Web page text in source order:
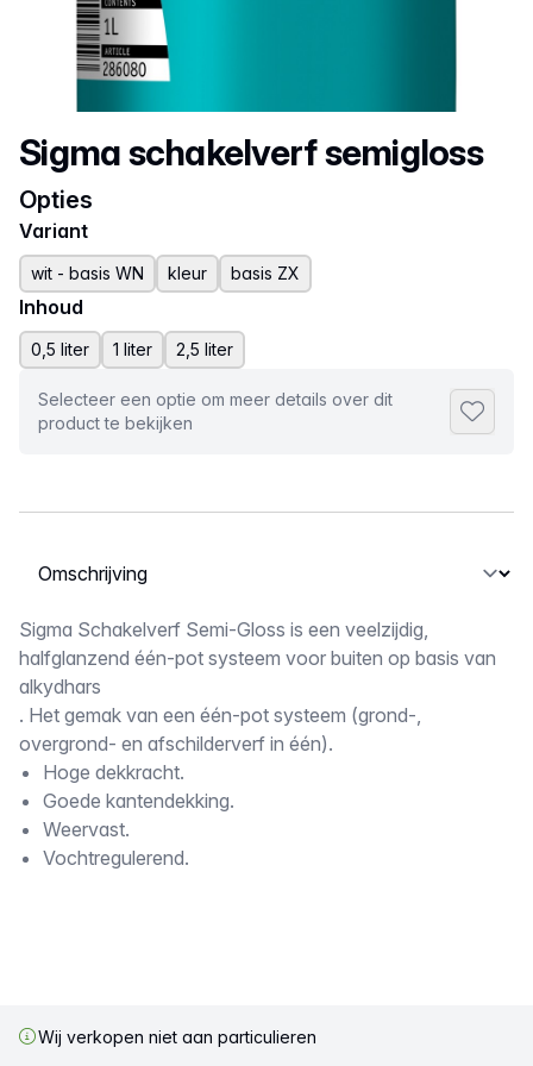
Productnaam
Sigma schakelverf semigloss
Opties
Variant
wit - basis WN kleur basis ZX
Inhoud
0,5 liter 1 liter 2,5 liter
Selecteer een optie om meer details over dit
product te bekijken
Selecteer een tabblad
Omschrijving
Sigma Schakelverf Semi-Gloss is een veelzijdig,
halfglanzend één-pot systeem voor buiten op basis van
alkydhars
. Het gemak van een één-pot systeem (grond-,
overgrond- en afschilderverf in één).
Hoge dekkracht.
Goede kantendekking.
Weervast.
Vochtregulerend.
Wij verkopen niet aan particulieren